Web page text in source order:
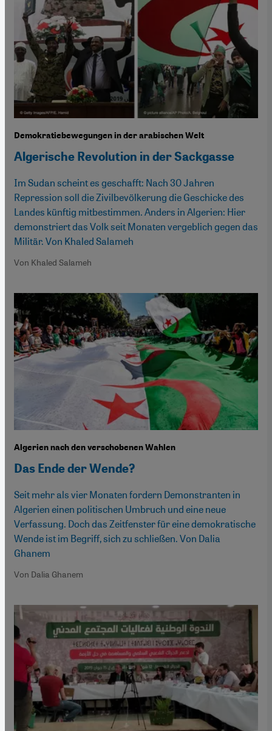
Demokratiebewegungen in der arabischen Welt
Algerische Revolution in der Sackgasse
Im Sudan scheint es geschafft: Nach 30 Jahren
Repression soll die Zivilbevölkerung die Geschicke des
Landes künftig mitbestimmen. Anders in Algerien: Hier
demonstriert das Volk seit Monaten vergeblich gegen das
Militär. Von Khaled Salameh
Von Khaled Salameh
Algerien nach den verschobenen Wahlen
Das Ende der Wende?
Seit mehr als vier Monaten fordern Demonstranten in
Algerien einen politischen Umbruch und eine neue
Verfassung. Doch das Zeitfenster für eine demokratische
Wende ist im Begriff, sich zu schließen. Von Dalia
Ghanem
Von Dalia Ghanem